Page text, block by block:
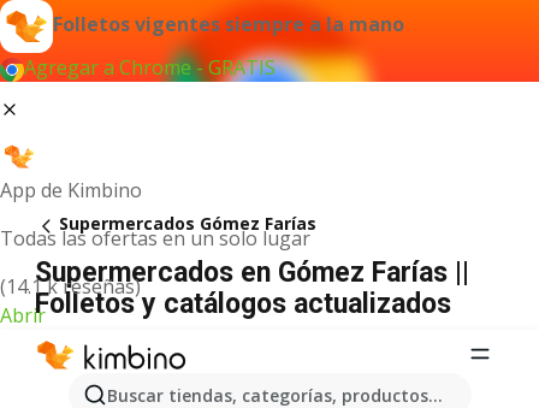
Folletos vigentes siempre a la mano
Agregar a Chrome - GRATIS
App de Kimbino
Todas las ofertas en un solo lugar
(14.1 k reseñas)
Abrir
Buscar tiendas, categorías, productos...
Supermercados Gómez Farías
Supermercados en Gómez Farías ||
Folletos y catálogos actualizados